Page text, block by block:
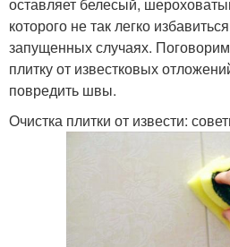
оставляет белесый,
которого не так легко
запущенных случаях. Поговорим
плитку от известковых
повредить швы.
Очистка плитки от извести: